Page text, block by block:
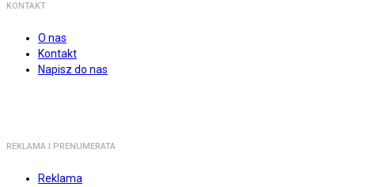
KONTAKT
O nas
Kontakt
Napisz do nas
REKLAMA I PRENUMERATA
Reklama